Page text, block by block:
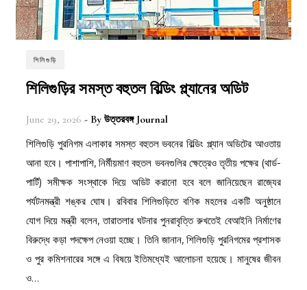
শিলিগুড়ি
শিলিগুড়ির সমস্ত বহুতল বিল্ডিং প্ল্যানের অডিট
June 29, 2026 - By উত্তরবঙ্গ Journal
শিলিগুড়ি পুরনিগম এলাকার সমস্ত বহুতল ভবনের বিল্ডিং প্ল্যান অডিটের আওতায়
আনা হবে। পাশাপাশি, নির্মীয়মাণ বহুতল ভবনগুলির ক্ষেত্রেও তৃতীয় পক্ষের (থার্ড-
পার্টি) সমীক্ষক সংস্থাকে দিয়ে অডিট করানো হবে বলে জানিয়েছেন রাজ্যের
পর্যটনমন্ত্রী শঙ্কর ঘোষ। রবিবার শিলিগুড়িতে বণিক মহলের একটি অনুষ্ঠানে
যোগ দিয়ে মন্ত্রী বলেন, তারাতলার ঘটনার পুনরাবৃত্তি রুখতেই বেআইনি নির্মাণের
বিরুদ্ধে কড়া পদক্ষেপ নেওয়া হচ্ছে। তিনি জানান, শিলিগুড়ি পুরনিগমের প্রশাসক
ও পুর কমিশনারের সঙ্গে এ বিষয়ে ইতিমধ্যেই আলোচনা হয়েছে। মানুষের জীবন
ও…